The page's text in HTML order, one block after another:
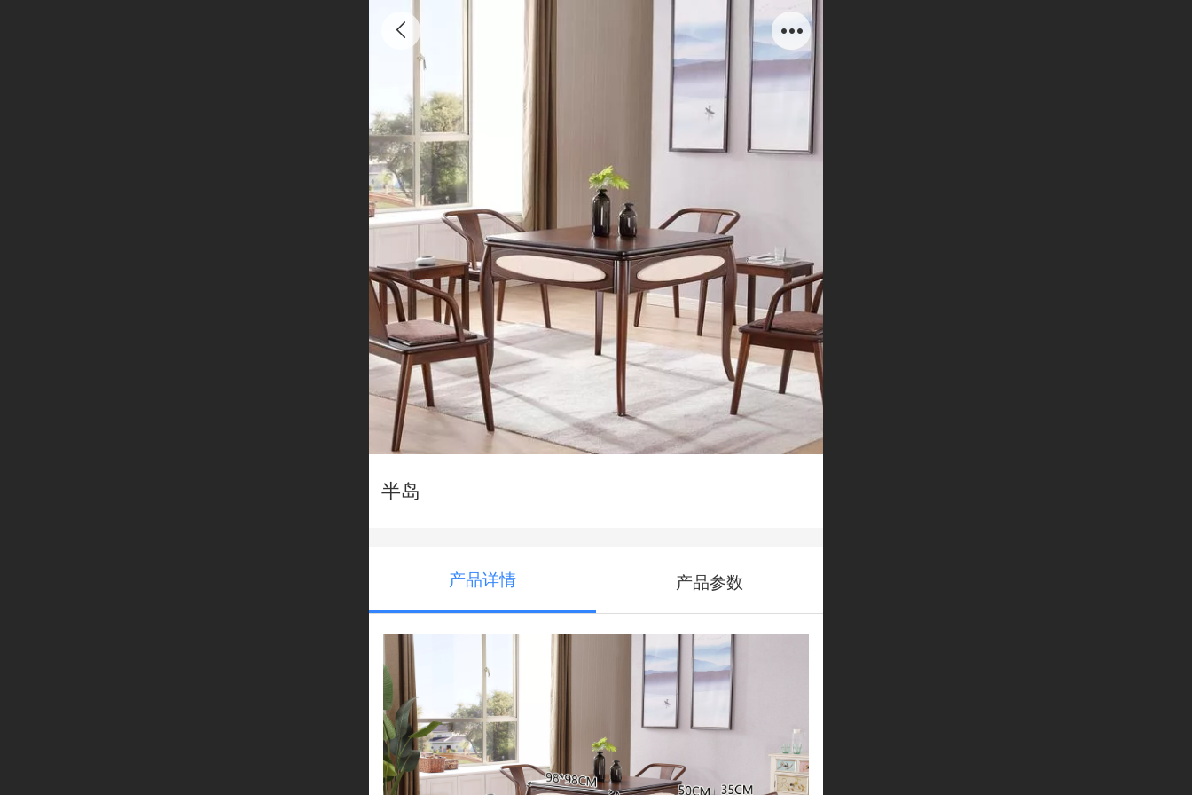
半岛
产品详情 产品参数